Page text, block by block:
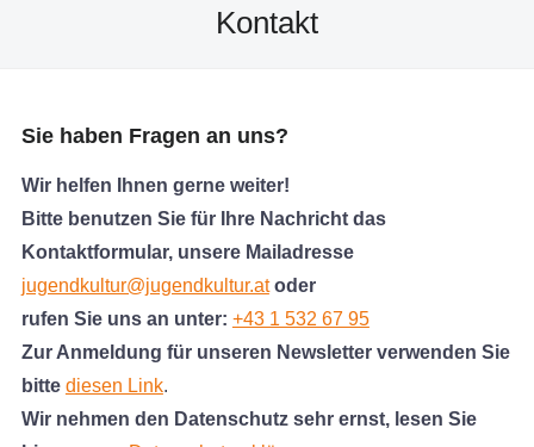
Kontakt
Siehaben Fragen an uns?
Wir helfen Ihnen gerne weiter!
Bitte benutzen Sie für Ihre Nachricht das
Kontaktformular, unsere Mailadresse
jugendkultur@jugendkultur.atoder
rufen Sie uns an unter: +43 1 532 67 95
Zur Anmeldung für unseren Newsletter verwenden Sie
bitte diesen Link.
Wir nehmen den Datenschutz sehr ernst, lesen Sie